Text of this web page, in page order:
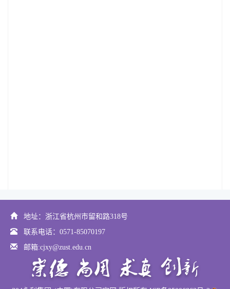
地址：浙江省杭州市留和路318号
联系电话：0571-85070197
邮箱:cjxy@zust.edu.cn